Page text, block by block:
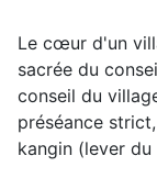
Le cœur d'un
sacrée du
conseil du
préséance
kangin (lever du